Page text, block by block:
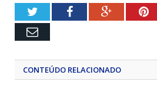
TwitterFacebookGoogle+
Email
CONTEÚDO RELACIONADO